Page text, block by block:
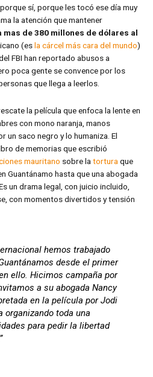
sí, porque les tocó ese día muy
la atención que mantener
mas de 380 millones de dólares al
(esla cárcel más cara del mundo)
FBI han reportado abusos a
poca gente se convence por los
que llega a leerlos.
la película que enfoca la lente en
con mono naranja, manos
un saco negro y lo humaniza. El
de memorias que escribió
mauritano sobre la tortura que
Guantánamo hasta que una abogada
un drama legal, con juicio incluido,
con momentos divertidos y tensión
hemos trabajado
desde el primer
ello. Hicimos campaña por
a su abogada Nancy
en la película por Jodi
organizando toda una
para pedir la libertad